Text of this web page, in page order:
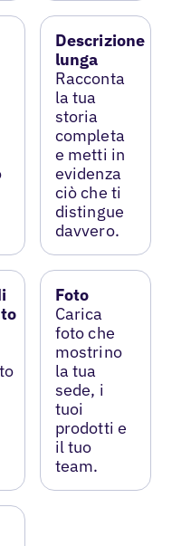
Descrizione
lunga
Racconta
la tua
storia
completa
e metti in
evidenza
ciò che ti
distingue
davvero.
Foto
Carica
foto che
mostrino
la tua
sede, i
tuoi
prodotti e
il tuo
team.